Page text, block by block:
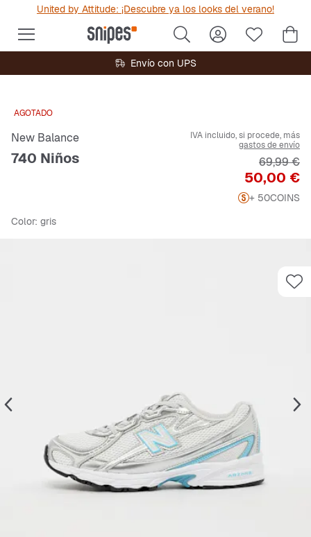
United by Attitude: ¡Descubre ya los looks del verano!
Envío con UPS
AGOTADO
New Balance
740 Niños
IVA incluido, si procede, más
gastos de envío
Precio
50,00 €
Precio
69,99 €
+ 50COINS
Color: gris